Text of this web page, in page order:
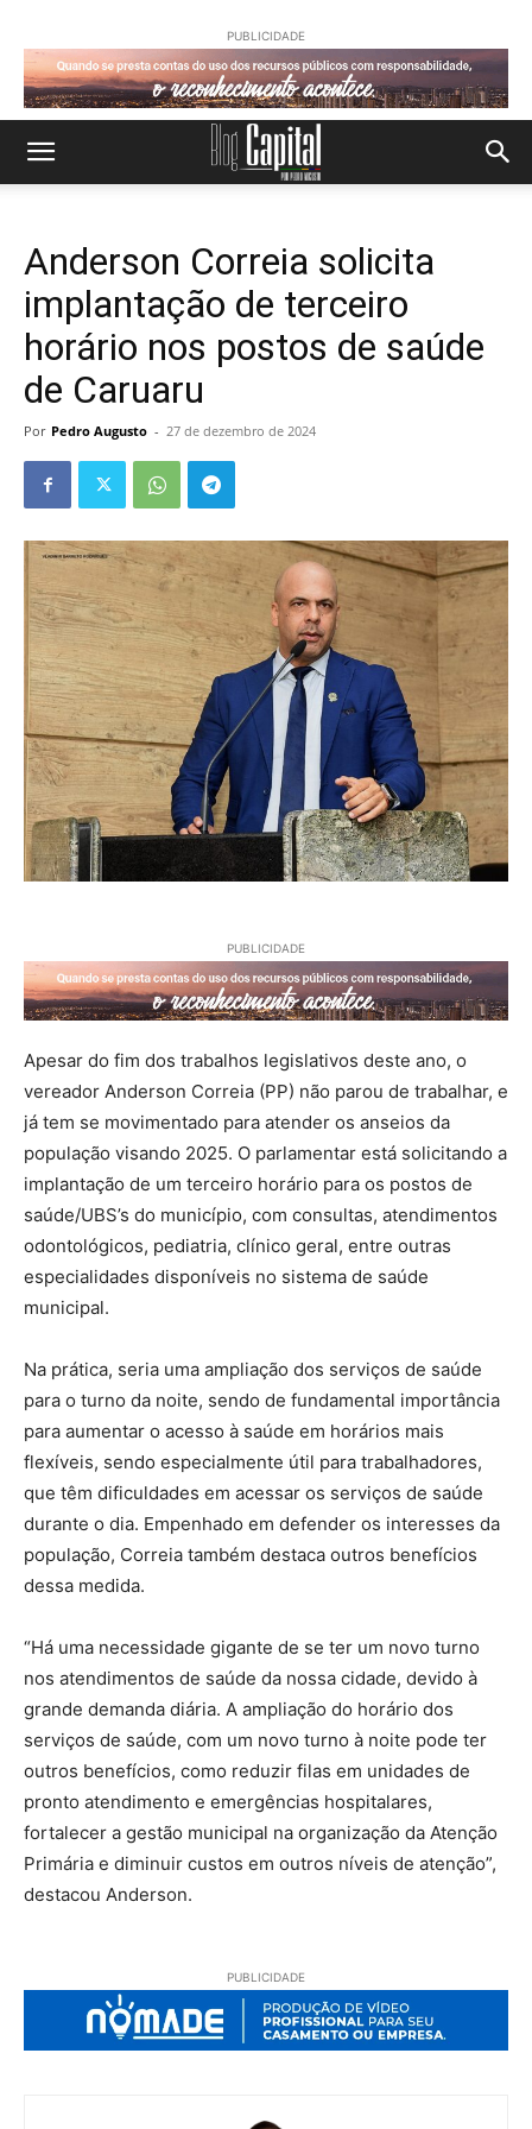
PUBLICIDADE
Anderson Correia solicita
implantação de terceiro
horário nos postos de saúde
de Caruaru
Por Pedro Augusto - 27 de dezembro de 2024
PUBLICIDADE
Apesar do fim dos trabalhos legislativos deste ano, o
vereador Anderson Correia (PP) não parou de trabalhar, e
já tem se movimentado para atender os anseios da
população visando 2025. O parlamentar está solicitando a
implantação de um terceiro horário para os postos de
saúde/UBS’s do município, com consultas, atendimentos
odontológicos, pediatria, clínico geral, entre outras
especialidades disponíveis no sistema de saúde
municipal.
Na prática, seria uma ampliação dos serviços de saúde
para o turno da noite, sendo de fundamental importância
para aumentar o acesso à saúde em horários mais
flexíveis, sendo especialmente útil para trabalhadores,
que têm dificuldades em acessar os serviços de saúde
durante o dia. Empenhado em defender os interesses da
população, Correia também destaca outros benefícios
dessa medida.
“Há uma necessidade gigante de se ter um novo turno
nos atendimentos de saúde da nossa cidade, devido à
grande demanda diária. A ampliação do horário dos
serviços de saúde, com um novo turno à noite pode ter
outros benefícios, como reduzir filas em unidades de
pronto atendimento e emergências hospitalares,
fortalecer a gestão municipal na organização da Atenção
Primária e diminuir custos em outros níveis de atenção”,
destacou Anderson.
PUBLICIDADE